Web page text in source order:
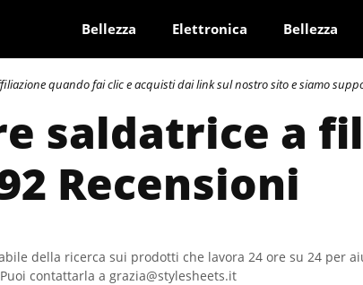
Bellezza Elettronica Bellezza
quando fai clic e acquisti dai link sul nostro sito e siamo
saldatrice a
Recensioni
della ricerca sui prodotti che lavora 24 ore su 24 per
contattarla a grazia@stylesheets.it